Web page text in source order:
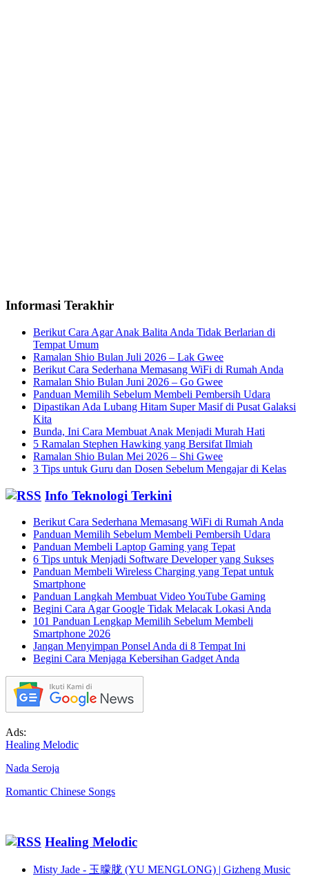
Informasi Terakhir
Berikut Cara Agar Anak Balita Anda Tidak Berlarian di
Tempat Umum
Ramalan Shio Bulan Juli 2026 – Lak Gwee
Berikut Cara Sederhana Memasang WiFi di Rumah Anda
Ramalan Shio Bulan Juni 2026 – Go Gwee
Panduan Memilih Sebelum Membeli Pembersih Udara
Dipastikan Ada Lubang Hitam Super Masif di Pusat Galaksi
Kita
Bunda, Ini Cara Membuat Anak Menjadi Murah Hati
5 Ramalan Stephen Hawking yang Bersifat Ilmiah
Ramalan Shio Bulan Mei 2026 – Shi Gwee
3 Tips untuk Guru dan Dosen Sebelum Mengajar di Kelas
Info Teknologi Terkini
Berikut Cara Sederhana Memasang WiFi di Rumah Anda
Panduan Memilih Sebelum Membeli Pembersih Udara
Panduan Membeli Laptop Gaming yang Tepat
6 Tips untuk Menjadi Software Developer yang Sukses
Panduan Membeli Wireless Charging yang Tepat untuk
Smartphone
Panduan Langkah Membuat Video YouTube Gaming
Begini Cara Agar Google Tidak Melacak Lokasi Anda
101 Panduan Lengkap Memilih Sebelum Membeli
Smartphone 2026
Jangan Menyimpan Ponsel Anda di 8 Tempat Ini
Begini Cara Menjaga Kebersihan Gadget Anda
Ads:
Healing Melodic
Nada Seroja
Romantic Chinese Songs
Healing Melodic
Misty Jade - 玉朦胧 (YU MENGLONG) | Gizheng Music